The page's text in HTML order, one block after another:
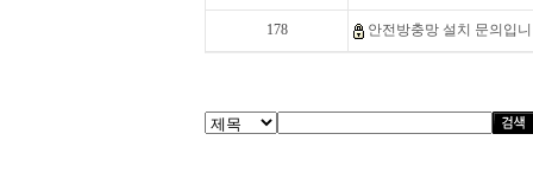
178 안전방충망 설치 문의입